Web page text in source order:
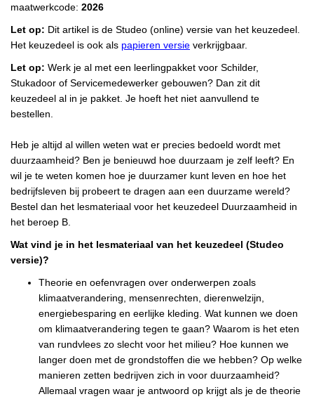
maatwerkcode: 2026
Let op: Dit artikel is de Studeo (online) versie van het keuzedeel.
Het keuzedeel is ook als papieren versie verkrijgbaar.
Let op: Werk je al met een leerlingpakket voor Schilder,
Stukadoor of Servicemedewerker gebouwen? Dan zit dit
keuzedeel al in je pakket. Je hoeft het niet aanvullend te
bestellen.
Heb je altijd al willen weten wat er precies bedoeld wordt met
duurzaamheid? Ben je benieuwd hoe duurzaam je zelf leeft? En
wil je te weten komen hoe je duurzamer kunt leven en hoe het
bedrijfsleven bij probeert te dragen aan een duurzame wereld?
Bestel dan het lesmateriaal voor het keuzedeel Duurzaamheid in
het beroep B.
Wat vind je in het lesmateriaal van het keuzedeel (Studeo
versie)?
Theorie en oefenvragen over onderwerpen zoals
klimaatverandering, mensenrechten, dierenwelzijn,
energiebesparing en eerlijke kleding. Wat kunnen we doen
om klimaatverandering tegen te gaan? Waarom is het eten
van rundvlees zo slecht voor het milieu? Hoe kunnen we
langer doen met de grondstoffen die we hebben? Op welke
manieren zetten bedrijven zich in voor duurzaamheid?
Allemaal vragen waar je antwoord op krijgt als je de theorie